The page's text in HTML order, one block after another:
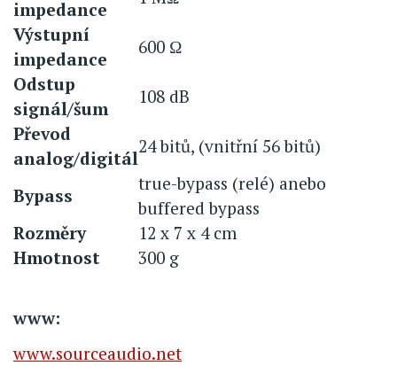
impedance
Výstupní
impedance
600 Ω
Odstup
signál/šum
108 dB
Převod
analog/digitál
24 bitů, (vnitřní 56 bitů)
Bypass
true-bypass (relé) anebo
buffered bypass
Rozměry
12 x 7 x 4 cm
Hmotnost
300 g
www:
www.sourceaudio.net